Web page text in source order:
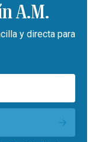
A.M.
y directa para